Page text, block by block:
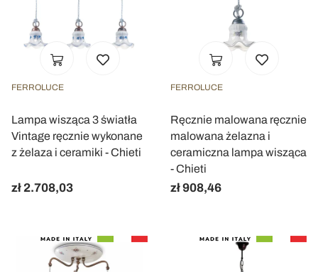
FERROLUCE
Lampa wisząca 3 światła
Vintage ręcznie wykonane
z żelaza i ceramiki - Chieti
zł 2.708,03
FERROLUCE
Ręcznie malowana ręcznie
malowana żelazna i
ceramiczna lampa wisząca
- Chieti
zł 908,46